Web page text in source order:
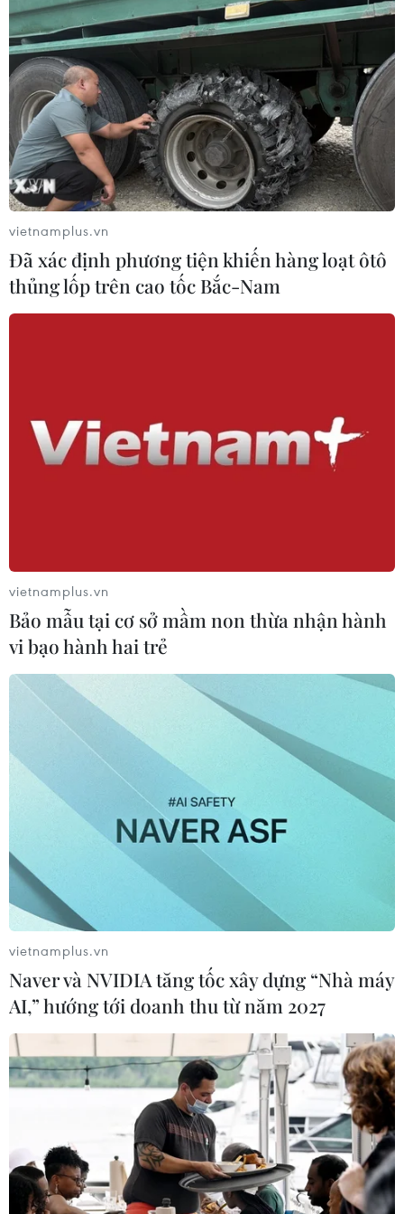
TIN CÙNG CHUYÊN MỤC
vietnamplus.vn
Đã xác định phương tiện khiến hàng loạt ôtô
thủng lốp trên cao tốc Bắc-Nam
vietnamplus.vn
Bảo mẫu tại cơ sở mầm non thừa nhận hành
vi bạo hành hai trẻ
vietnamplus.vn
Naver và NVIDIA tăng tốc xây dựng “Nhà máy
AI,” hướng tới doanh thu từ năm 2027